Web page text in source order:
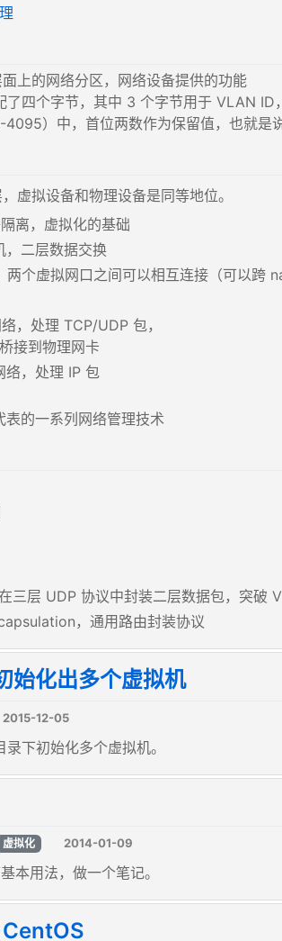
上的网络分区，网络设备提供的功能
四个字节，其中 3 个字节用于 VLAN ID
）中，首位两数作为保留值，也就是
虚拟设备和物理设备是同等地位。
离，虚拟化的基础
，二层数据交换
个虚拟网口之间可以相互连接（可以跨
，处理 TCP/UDP 包，
接到物理网卡
络，处理 IP 包
的一系列网络管理技术
三层 UDP 协议中封装二层数据包，突破
，通用路由封装协议
始化出多个虚拟机
2015-12-05
下初始化多个虚拟机。
虚拟化 2014-01-09
本用法，做一个笔记。